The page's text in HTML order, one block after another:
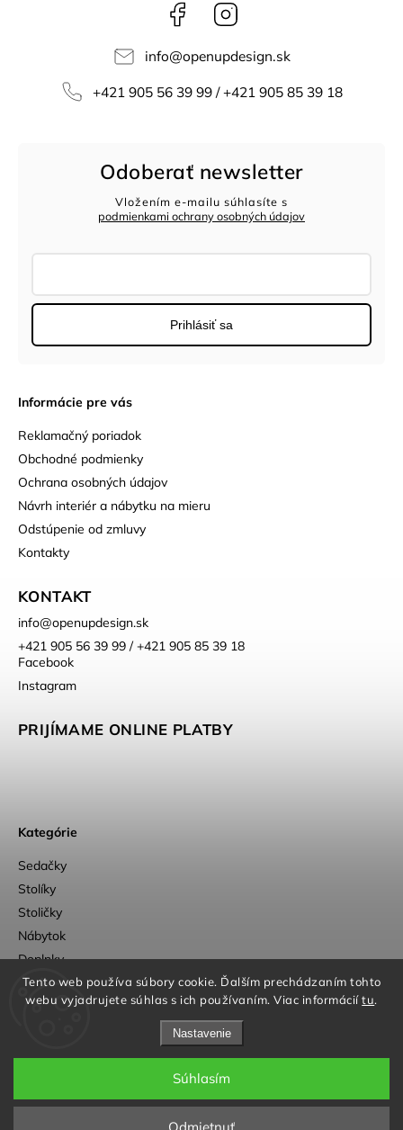
Tento web používa súbory cookie. Ďalším prechádzaním tohto
webu vyjadrujete súhlas s ich používaním. Viac informáciítu.
Nastavenie
Súhlasím
Facebook
info@openupdesign.sk
+421 905 56 39 99 / +421 905 85 39 18
Informácie pre vás
Reklamačný poriadok
Obchodné podmienky
Ochrana osobných údajov
Návrh interiér a nábytku na mieru
Odstúpenie od zmluvy
Kontakty
KONTAKT
info@openupdesign.sk
+421 905 56 39 99 / +421 905 85 39 18
Facebook
Instagram
PRIJÍMAME ONLINE PLATBY
Kategórie
Sedačky
Stolíky
Stoličky
Nábytok
Doplnky
Outlet
Odoberať newsletter
Vložením e-mailu súhlasíte s
podmienkami ochrany osobných údajov
Prihlásiť sa
a Adatelier
Copyright 2026OpenUp Design. Všetky práva vyhradené.